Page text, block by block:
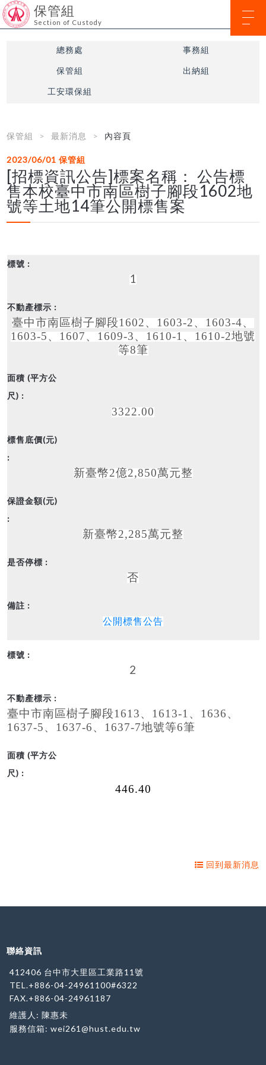
保管組
Section of Custody
總務處 事務組
保管組 出納組
工安環保組
保管組 最新消息 內容頁
2023/06/01保管組
[招標資訊公告]標案名稱： 公告標
售本校臺中市南區樹子腳段1602地
號等土地14筆公開標售案
1
臺中市南區樹子腳段1602、1603-2、1603-4、
1603-5、1607、1609-3、1610-1、1610-2地號
等8筆
3322.00
新臺幣2億2,850萬元整
新臺幣2,285萬元整
否
公開標售公告
2
臺中市南區樹子腳段1613、1613-1、1636、
1637-5、1637-6、1637-7地號等6筆
446.40
回到最新消息
聯絡資訊
412406 台中市大里區工業路11號
TEL.+886-04-24961100#6322
FAX.+886-04-24961187
維護人: 陳惠未
服務信箱:wei261@hust.edu.tw